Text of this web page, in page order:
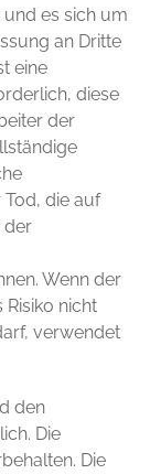
es sich um
an Dritte
eine
diese
der
die auf
der
Wenn der
nicht
verwendet
den
Die
Die